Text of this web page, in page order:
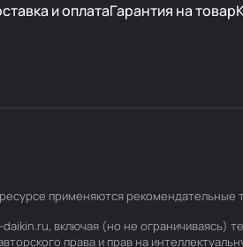
и оплатаГарантия на товар
применяются рекомендательные
включая (но не
права и прав на